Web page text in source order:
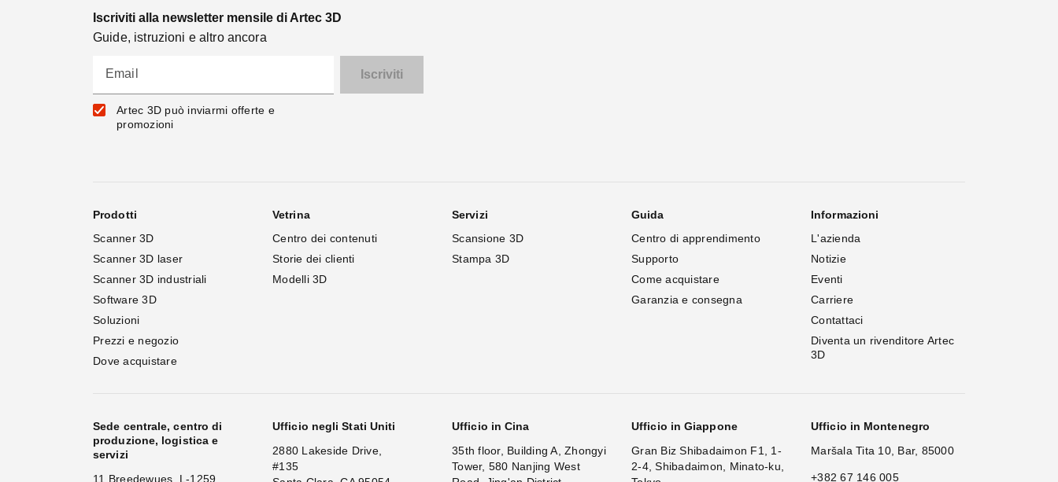
Iscriviti alla newsletter mensile di Artec 3D
Guide, istruzioni e altro ancora
Email
Artec 3D può inviarmi offerte e
promozioni
Prodotti
Scanner 3D
Scanner 3D laser
Scanner 3D industriali
Software 3D
Soluzioni
Prezzi e negozio
Dove acquistare
Vetrina
Centro dei contenuti
Storie dei clienti
Modelli 3D
Servizi
Scansione 3D
Stampa 3D
Guida
Centro di apprendimento
Supporto
Come acquistare
Garanzia e consegna
Informazioni
L'azienda
Notizie
Eventi
Carriere
Contattaci
Diventa un rivenditore Artec
3D
Sede centrale, centro di
produzione, logistica e
servizi
11 Breedewues, L-1259
Ufficio negli Stati Uniti
2880 Lakeside Drive,
#135
Ufficio in Cina
35th floor, Building A, Zhongyi
Tower, 580 Nanjing West
Ufficio in Giappone
Gran Biz Shibadaimon F1, 1-
2-4, Shibadaimon, Minato-ku,
Ufficio in Montenegro
Maršala Tita 10, Bar, 85000
+382 67 146 005